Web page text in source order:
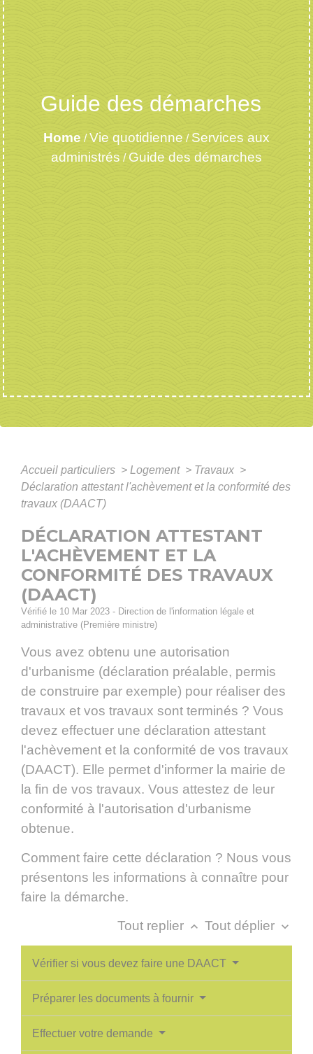
Guide des démarches
Home /Vie quotidienne / Services aux
administrés / Guide des démarches
Accueil particuliers > Logement > Travaux >
Déclaration attestant l'achèvement et la conformité des
travaux (DAACT)
DÉCLARATION ATTESTANT
L'ACHÈVEMENT ET LA
CONFORMITÉ DES TRAVAUX
(DAACT)
Vérifié le 10 Mar 2023 - Direction de l'information légale et
administrative (Première ministre)
Vous avez obtenu une autorisation
d'urbanisme (déclaration préalable, permis
de construire par exemple) pour réaliser des
travaux et vos travaux sont terminés ? Vous
devez effectuer une déclaration attestant
l'achèvement et la conformité de vos travaux
(DAACT). Elle permet d'informer la mairie de
la fin de vos travaux. Vous attestez de leur
conformité à l'autorisation d'urbanisme
obtenue.
Comment faire cette déclaration ? Nous vous
présentons les informations à connaître pour
faire la démarche.
Tout replier keyboard_arrow_up Tout déplier keyboard_arrow_down
Vérifier si vous devez faire une DAACT
Préparer les documents à fournir
Effectuer votre demande